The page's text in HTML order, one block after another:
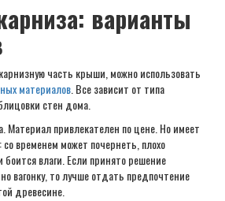
варианты
часть крыши, можно использовать
материалов . Все зависит от типа
стен дома.
Материал привлекателен по цене. Но имеет
со временем может почернеть, плохо
боится влаги. Если принято решение
вагонку, то лучше отдать предпочтение
древесине.